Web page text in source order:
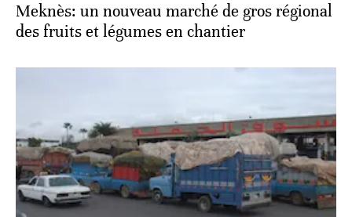
Meknès: un nouveau marché de gros régional
des fruits et légumes en chantier